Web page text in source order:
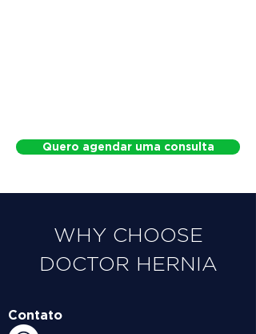
Quero agendar uma consulta
WHY CHOOSE
DOCTOR HERNIA
Contato